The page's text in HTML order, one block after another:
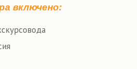
включено: